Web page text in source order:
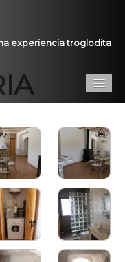
experiencia troglodita